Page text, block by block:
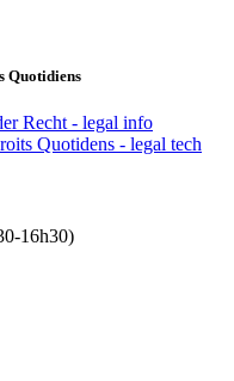
Quotidiens
16h30)